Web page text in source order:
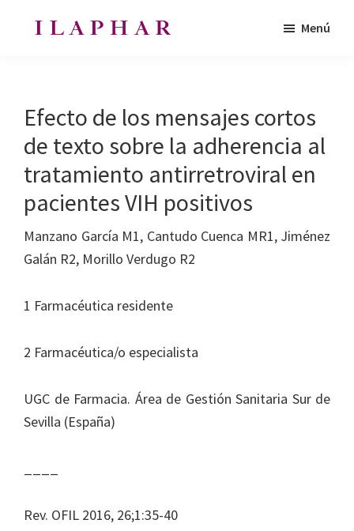
la
OFIL
Organización
de
Farmacéuticos
|
Ibero-
latinoamericanos
|
Latin
Journal
Health
System
Menú
Efecto de los mensajes cortos
de texto sobre la adherencia al
tratamiento antirretroviral en
pacientes VIH positivos
Manzano García M1, Cantudo Cuenca MR1, Jiménez
Galán R2, Morillo Verdugo R2
1 Farmacéutica residente
2 Farmacéutica/o especialista
UGC de Farmacia. Área de Gestión Sanitaria Sur de
Sevilla (España)
Rev. OFIL 2016, 26;1:35-40